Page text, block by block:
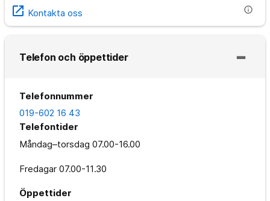
open_in_new Kontakta oss info
Telefon och öppettider
Telefonnummer
019-602 16 43
Telefontider
Måndag–torsdag 07.00-16.00
Fredagar 07.00-11.30
Öppettider